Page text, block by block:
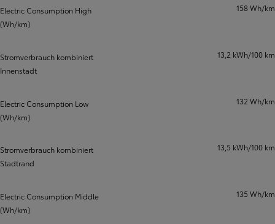
Electric Consumption High
(Wh/km)
158 Wh/km
Stromverbrauch kombiniert
Innenstadt
13,2 kWh/100 km
Electric Consumption Low
(Wh/km)
132 Wh/km
Stromverbrauch kombiniert
Stadtrand
13,5 kWh/100 km
Electric Consumption Middle
(Wh/km)
135 Wh/km